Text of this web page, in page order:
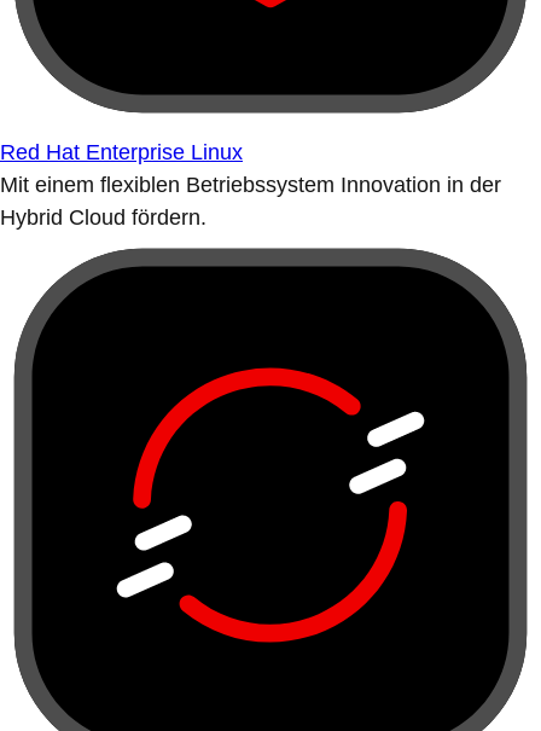
Red Hat Enterprise Linux
Mit einem flexiblen Betriebssystem Innovation in der
Hybrid Cloud fördern.